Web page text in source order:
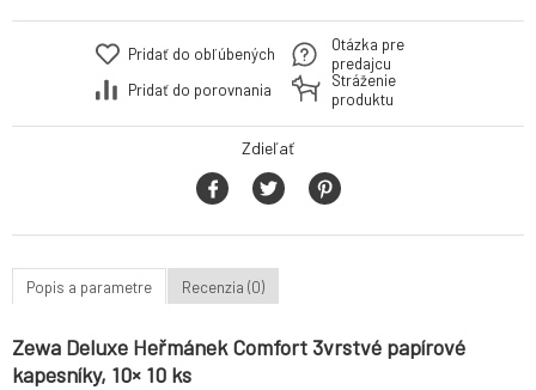
Pridať do obľúbených
Pridať do porovnania
Otázka pre
predajcu
Stráženie
produktu
Zdieľať
Popis a parametre Recenzia (0)
Zewa Deluxe Heřmánek Comfort 3vrstvé papírové
kapesníky, 10× 10 ks